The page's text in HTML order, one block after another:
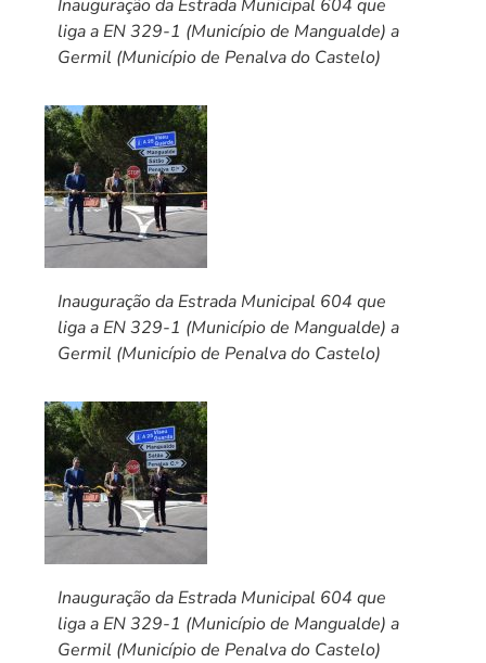
Inauguração da Estrada Municipal 604 que
liga a EN 329-1 (Município de Mangualde) a
Germil (Município de Penalva do Castelo)
Inauguração da Estrada Municipal 604 que
liga a EN 329-1 (Município de Mangualde) a
Germil (Município de Penalva do Castelo)
Inauguração da Estrada Municipal 604 que
liga a EN 329-1 (Município de Mangualde) a
Germil (Município de Penalva do Castelo)